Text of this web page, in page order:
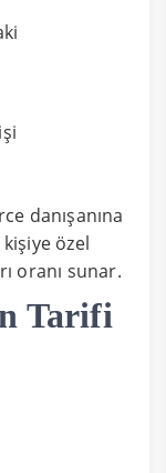
danışanına
özel
oranı sunar.
Tarifi